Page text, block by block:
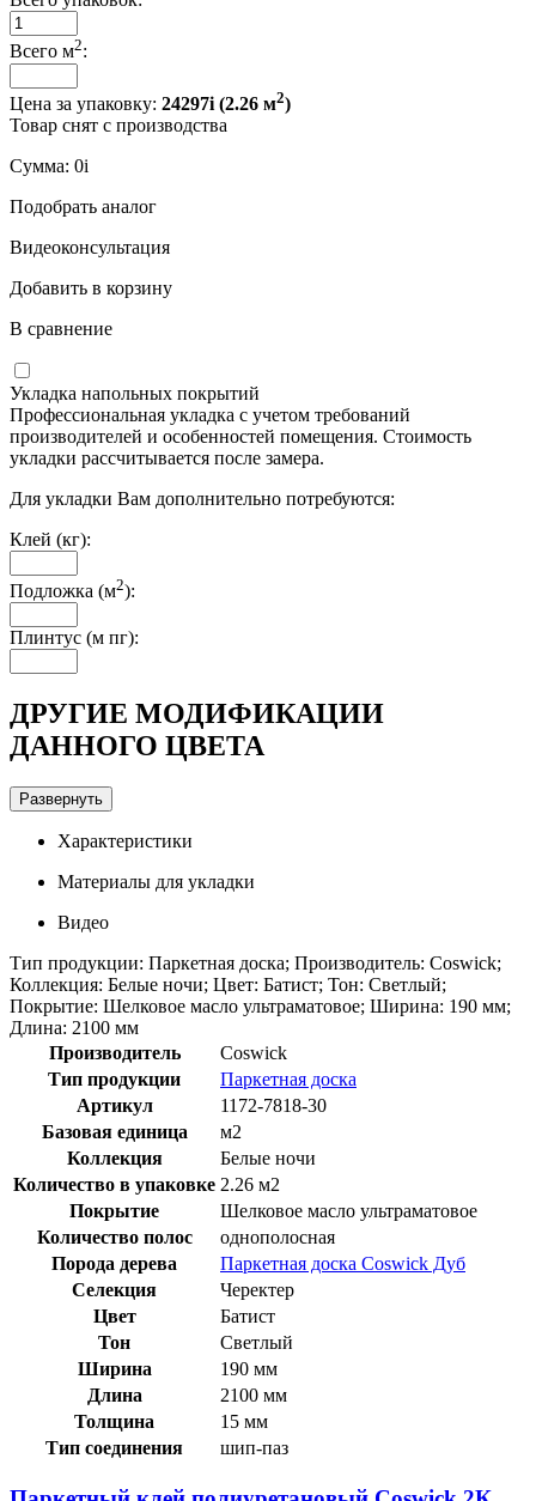
Всего м2:
Цена за упаковку: 24297i (2.26 м2)
Товар снят с производства
Сумма: 0i
Подобрать аналог
Видеоконсультация
Добавить в корзину
В сравнение
Укладка напольных покрытий
Профессиональная укладка с учетом требований
производителей и особенностей помещения. Стоимость
укладки рассчитывается после замера.
Для укладки Вам дополнительно потребуются:
Клей (кг):
Подложка (м2):
Плинтус (м пг):
ДРУГИЕ МОДИФИКАЦИИ
ДАННОГО ЦВЕТА
Развернуть
Характеристики
Материалы для укладки
Видео
Тип продукции: Паркетная доска; Производитель: Coswick;
Коллекция: Белые ночи; Цвет: Батист; Тон: Светлый;
Покрытие: Шелковое масло ультраматовое; Ширина: 190 мм;
Длина: 2100 мм
Производитель
Coswick
Тип продукции
Паркетная доска
Артикул
1172-7818-30
Базовая единица
м2
Коллекция
Белые ночи
Количество в упаковке 2.26 м2
Покрытие
Шелковое масло ультраматовое
Количество полос
однополосная
Порода дерева
Паркетная доска Coswick Дуб
Селекция
Черектер
Цвет
Батист
Тон
Светлый
Ширина
190 мм
Длина
2100 мм
Толщина
15 мм
Тип соединения
шип-паз